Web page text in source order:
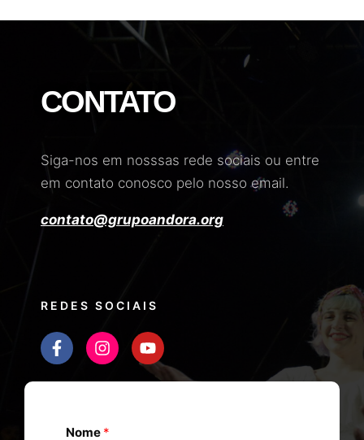
CONTATO
Siga-nos em nosssas rede sociais ou entre
em contato conosco pelo nosso email.
contato@grupoandora.org
REDES SOCIAIS
Nome *